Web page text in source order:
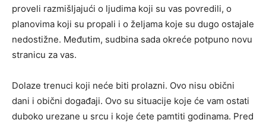
proveli razmišljajući o ljudima koji su vas povredili, o
planovima koji su propali i o željama koje su dugo ostajale
nedostižne. Međutim, sudbina sada okreće potpuno novu
stranicu za vas.
Dolaze trenuci koji neće biti prolazni. Ovo nisu obični
dani i obični događaji. Ovo su situacije koje će vam ostati
duboko urezane u srcu i koje ćete pamtiti godinama. Pred